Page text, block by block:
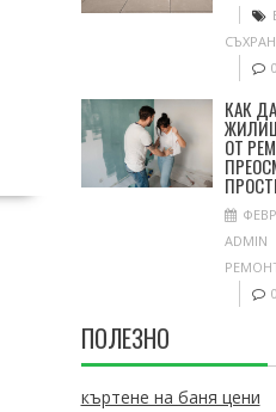
КАК
ОТ
ADMIN
ПОЛЕЗНО
къртене на баня цени